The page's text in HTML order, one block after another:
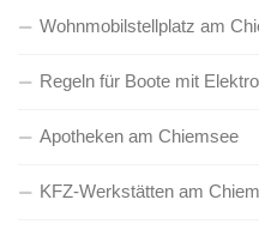
Wohnmobilstellplatz am
Regeln für Boote mit
Apotheken am Chiemsee
KFZ-Werkstätten am